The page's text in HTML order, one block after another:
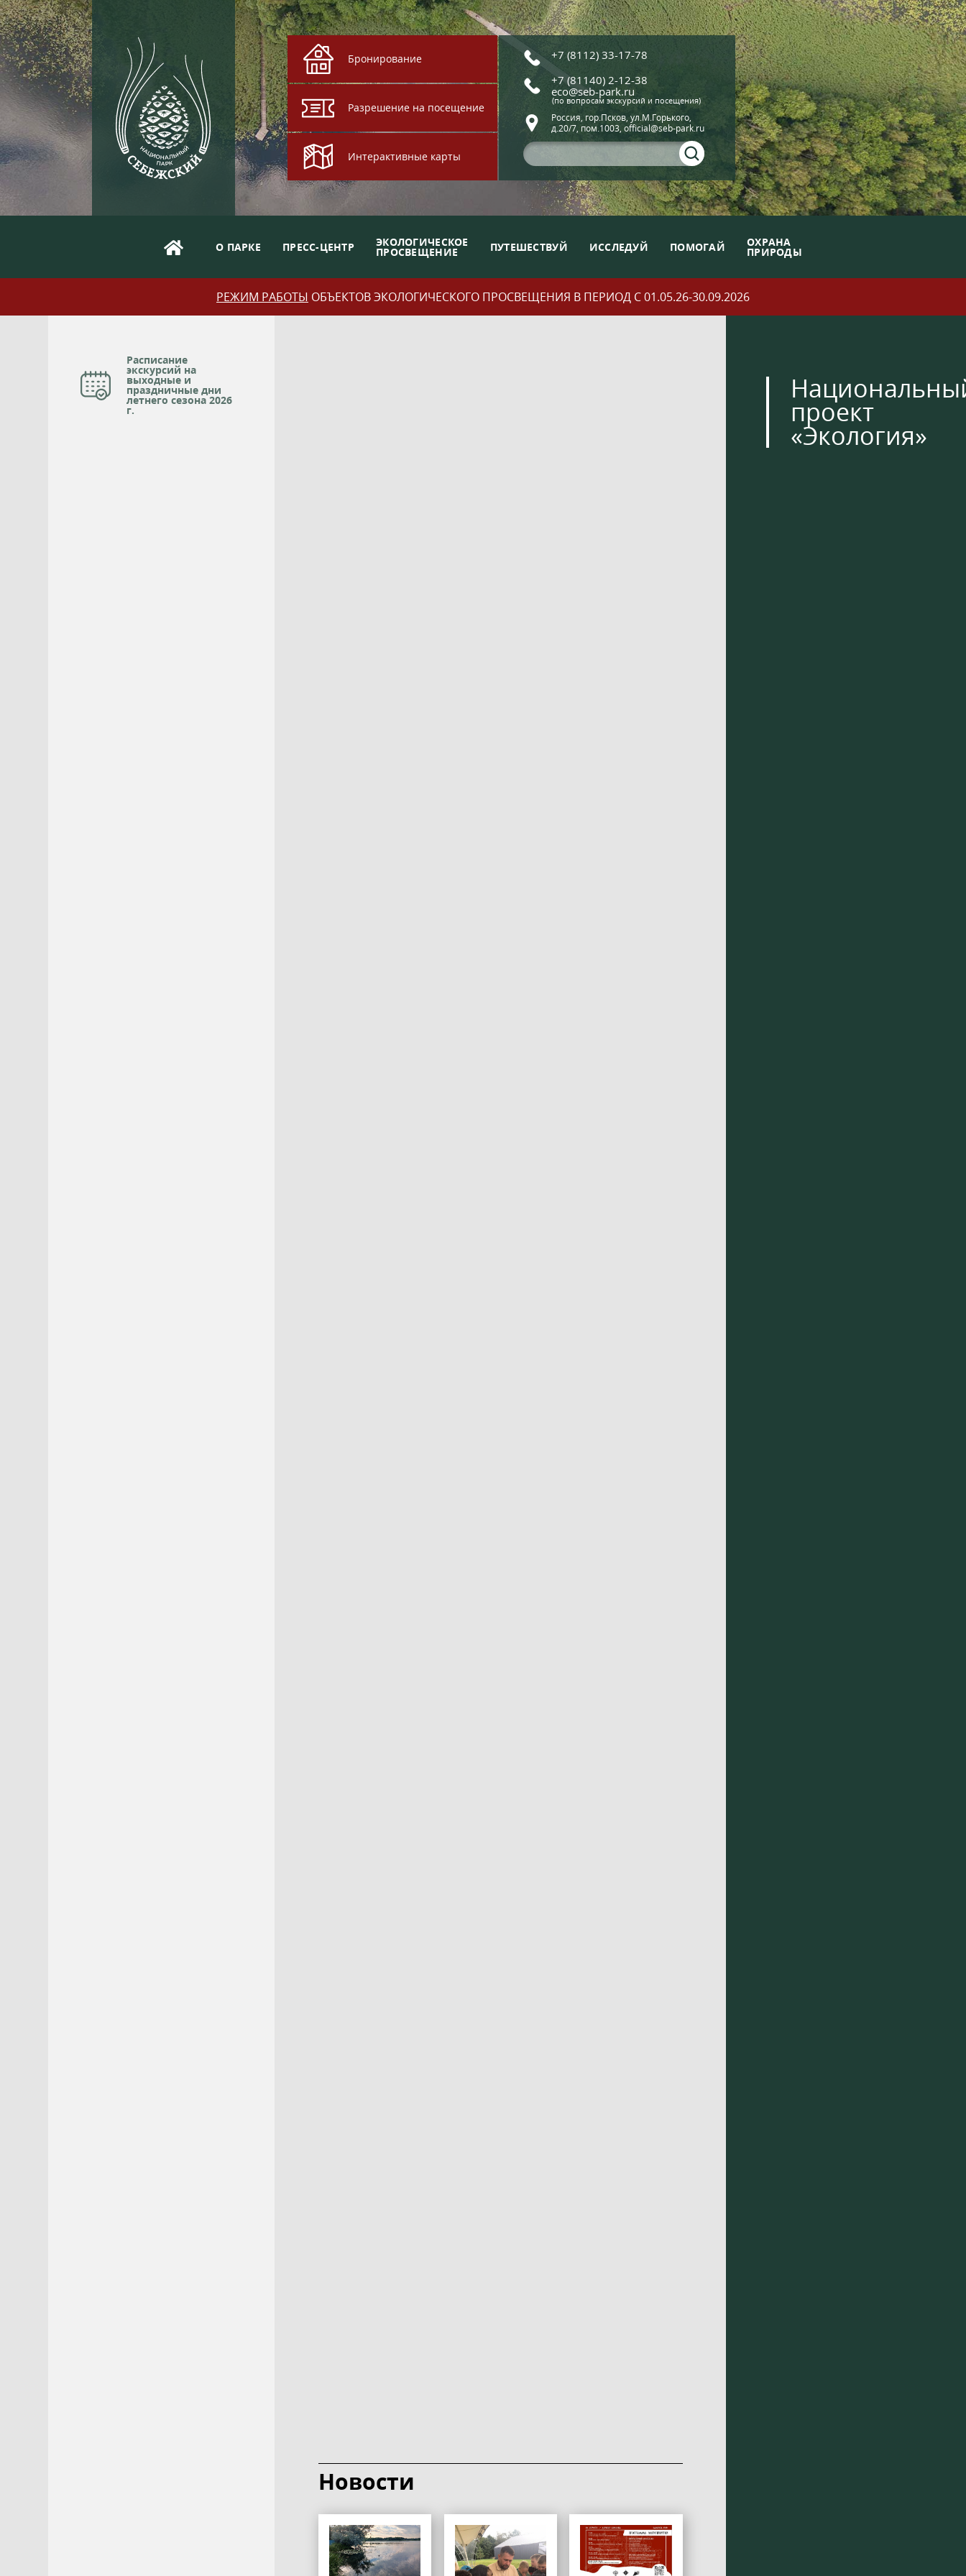
Бронирование
Разрешение на посещение
Интерактивные карты
+7 (8112) 33-17-78
+7 (81140) 2-12-38
eco@seb-park.ru
(по вопросам экскурсий и посещения)
Россия, гор.Псков, ул.М.Горького,
д.20/7, пом.1003, official@seb-park.ru
О ПАРКЕ ПРЕСС-ЦЕНТР ЭКОЛОГИЧЕСКОЕ
ПРОСВЕЩЕНИЕ ПУТЕШЕСТВУЙ ИССЛЕДУЙ ПОМОГАЙ ОХРАНА
ПРИРОДЫ
РЕЖИМ РАБОТЫ ОБЪЕКТОВ ЭКОЛОГИЧЕСКОГО ПРОСВЕЩЕНИЯ В ПЕРИОД С 01.05.26-30.09.2026
Расписание
экскурсий на
выходные и
праздничные дни
летнего сезона 2026
г.
Новости
проект
«Экология»